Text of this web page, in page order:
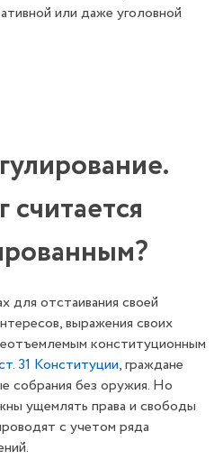
или даже уголовной
для отстаивания своей
выражения своих
конституционным
31 Конституции, граждане
собрания без оружия. Но
ущемлять права и свободы
с учетом ряда